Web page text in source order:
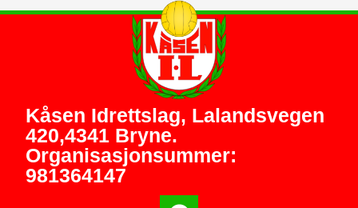
Kåsen Idrettslag, Lalandsvegen
420,4341 Bryne.
Organisasjonsummer:
981364147